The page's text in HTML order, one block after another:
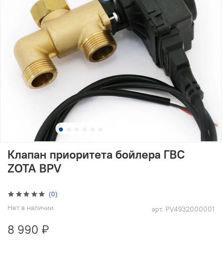
(0)
арт. PV4932000001
Нет в наличии
Клапан приоритета бойлера ГВС
ZOTA BPV
8 990 ₽